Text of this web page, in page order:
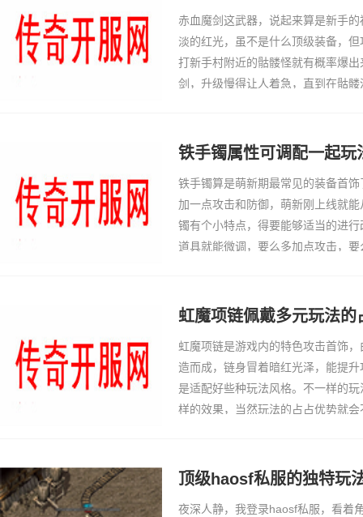
赤血魔剑这武器，说起来算是新手
淡的红光，虽不是什么顶级装备，
打新手村附近的骷髅怪就有概率爆
剑，升级慢得让人着急，直到在骷
铁手镯属性可调配一起
铁手镯算是萌新期最常见的装备首
加一点攻击和防御，萌新刚上线就
镯有个小特点，得要能够适当的进
道具就能微调，要么多加点攻击，
虹魔项链佩戴多元玩法
虹魔项链是游戏内的特色攻击首饰
造而成，链身冒着暗红光泽，能提
是适配好些种玩法风格。不一样的
样的效果，当然玩法的占占优势就
顶级haosf私服的独特玩
夜深人静，我登录haosf私服，看着